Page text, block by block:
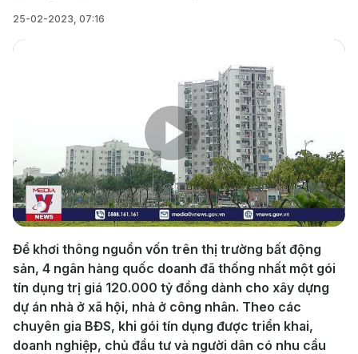
25-02-2023, 07:16
Play
Video
Để khơi thông nguồn vốn trên thị trường bất động
sản, 4 ngân hàng quốc doanh đã thống nhất một gói
tín dụng trị giá 120.000 tỷ đồng dành cho xây dựng
dự án nhà ở xã hội, nhà ở công nhân. Theo các
chuyên gia BĐS, khi gói tín dụng được triển khai,
doanh nghiệp, chủ đầu tư và người dân có nhu cầu